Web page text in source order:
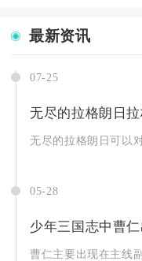
最新资讯
07-25
无尽的拉格朗日可以
05-28
少年三国志中曹
曹仁主要出现在主线